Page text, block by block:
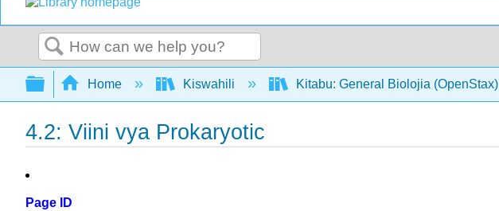
Search
Expand/collapse global hierarchy
Home Kiswahili Kitabu: General Biolojia (OpenStax)
4.2: Viini vya Prokaryotic
Page ID